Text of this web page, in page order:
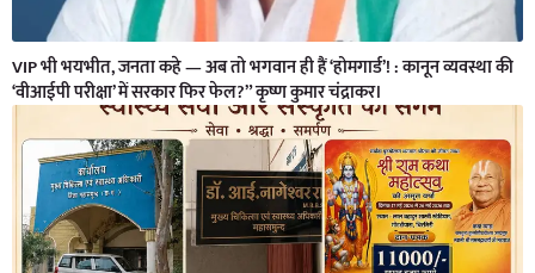
VIP भी भयभीत, जनता कहे — अब तो भगवान ही हैं ‘होमगार्ड’! : कानून व्यवस्था की
‘वीआईपी परीक्षा’ में सरकार फिर फेल?” कृष्ण कुमार चंद्राकर।